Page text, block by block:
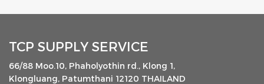
TCP SUPPLY SERVICE
66/88 Moo.10, Phaholyothin rd., Klong 1,
Klongluang, Patumthani 12120 THAILAND